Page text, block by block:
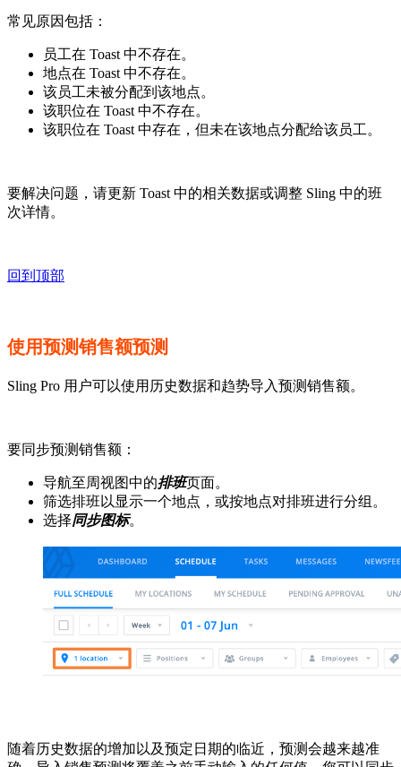
常见原因包括：
员工在 Toast 中不存在。
地点在 Toast 中不存在。
该员工未被分配到该地点。
该职位在 Toast 中不存在。
该职位在 Toast 中存在，但未在该地点分配给该员工。
要解决问题，请更新 Toast 中的相关数据或调整 Sling 中的班
次详情。
回到顶部
使用预测销售额预测
Sling Pro 用户可以使用历史数据和趋势导入预测销售额。
要同步预测销售额：
导航至周视图中的排班页面。
筛选排班以显示一个地点，或按地点对排班进行分组。
选择同步图标。
随着历史数据的增加以及预定日期的临近，预测会越来越准